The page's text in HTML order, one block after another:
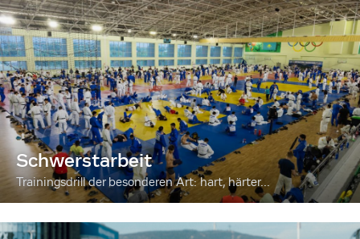
Schwerstarbeit
Trainingsdrill der besonderen Art: hart, härter...